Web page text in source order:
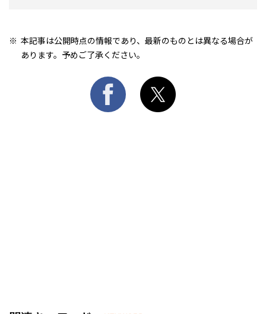
本記事は公開時点の情報であり、最新のものとは異なる場合が
あります。予めご了承ください。